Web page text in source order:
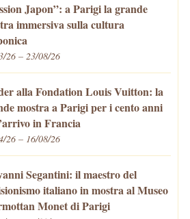
Japon”: a Parigi la grande
immersiva sulla cultura
26 – 23/08/26
alla Fondation Louis Vuitton: la
mostra a Parigi per i cento anni
in Francia
26 – 16/08/26
Segantini: il maestro del
italiano in mostra al Museo
Monet di Parigi